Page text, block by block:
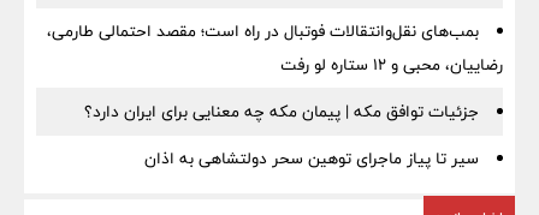
بمب‌های نقل‌وانتقالات فوتبال در راه است؛ مقصد احتمالی طارمی،
رضاییان، محبی و ۱۲ ستاره لو رفت
جزئیات توافق مکه | پیمان مکه چه معنایی برای ایران دارد؟
سیر تا پیاز ماجرای توهین سحر دولتشاهی به اذان